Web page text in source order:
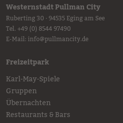
Westernstadt Pullman City
Ruberting 30 · 94535 Eging am See
Tel. +49 (0) 8544 97490
E-Mail:info@pullmancity.de
Freizeitpark
Karl-May-Spiele
Gruppen
Übernachten
Restaurants & Bars